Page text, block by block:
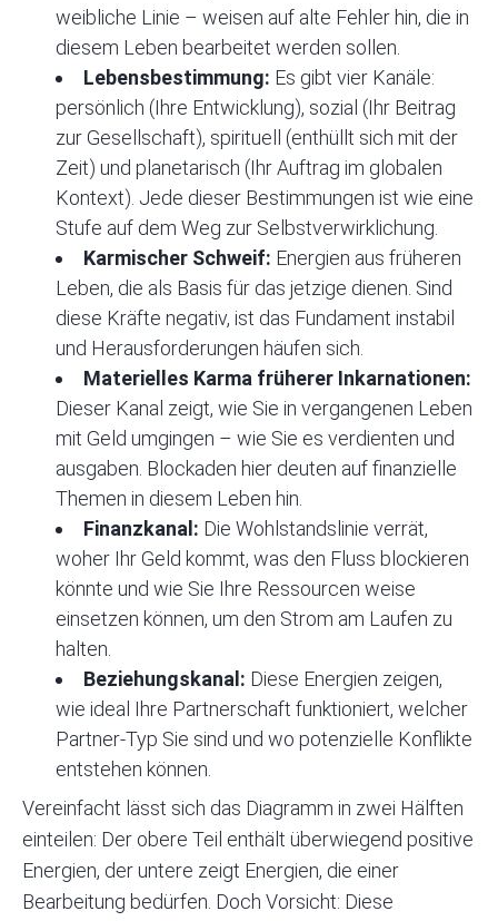
weibliche Linie – weisen auf alte Fehler hin, die in
diesem Leben bearbeitet werden sollen.
Lebensbestimmung: Es gibt vier Kanäle:
persönlich (Ihre Entwicklung), sozial (Ihr Beitrag
zur Gesellschaft), spirituell (enthüllt sich mit der
Zeit) und planetarisch (Ihr Auftrag im globalen
Kontext). Jede dieser Bestimmungen ist wie eine
Stufe auf dem Weg zur Selbstverwirklichung.
Karmischer Schweif: Energien aus früheren
Leben, die als Basis für das jetzige dienen. Sind
diese Kräfte negativ, ist das Fundament instabil
und Herausforderungen häufen sich.
Materielles Karma früherer Inkarnationen:
Dieser Kanal zeigt, wie Sie in vergangenen Leben
mit Geld umgingen – wie Sie es verdienten und
ausgaben. Blockaden hier deuten auf finanzielle
Themen in diesem Leben hin.
Finanzkanal: Die Wohlstandslinie verrät,
woher Ihr Geld kommt, was den Fluss blockieren
könnte und wie Sie Ihre Ressourcen weise
einsetzen können, um den Strom am Laufen zu
halten.
Beziehungskanal: Diese Energien zeigen,
wie ideal Ihre Partnerschaft funktioniert, welcher
Partner-Typ Sie sind und wo potenzielle Konflikte
entstehen können.
Vereinfacht lässt sich das Diagramm in zwei Hälften
einteilen: Der obere Teil enthält überwiegend positive
Energien, der untere zeigt Energien, die einer
Bearbeitung bedürfen. Doch Vorsicht: Diese